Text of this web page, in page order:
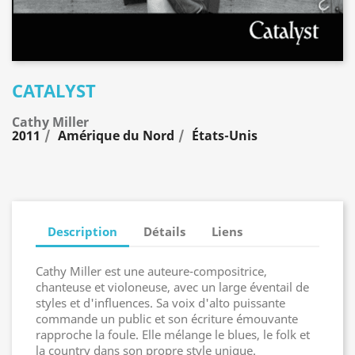
CATALYST
Cathy Miller
2011 Amérique du Nord États-Unis
Description Détails Liens
Cathy Miller est une auteure-compositrice,
chanteuse et violoneuse, avec un large éventail de
styles et d'influences. Sa voix d'alto puissante
commande un public et son écriture émouvante
rapproche la foule. Elle mélange le blues, le folk et
la country dans son propre style unique.